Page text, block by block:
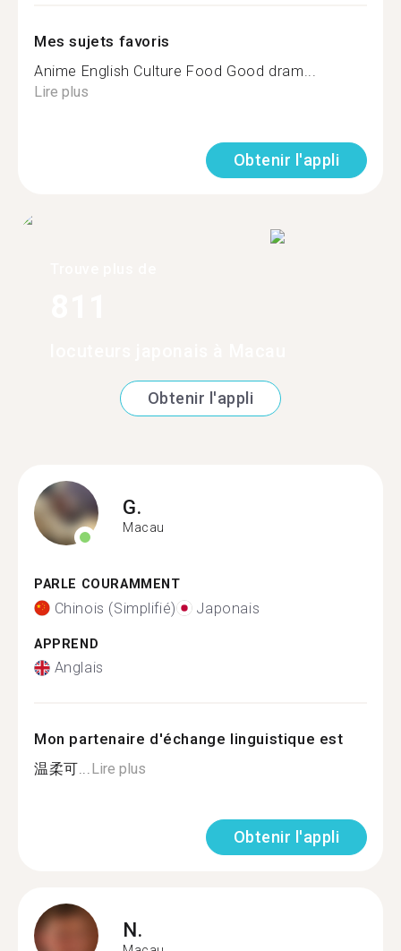
Mes sujets favoris
Anime English Culture Food Good dram...
Lire plus
Obtenir l'appli
Obtenir l'appli
G.
Macau
PARLE COURAMMENT
Chinois (Simplifié) Japonais
APPREND
Anglais
Mon partenaire d'échange linguistique est
温柔可...Lire plus
Obtenir l'appli
N.